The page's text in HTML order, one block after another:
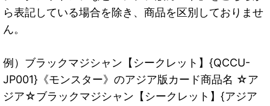
ら表記している場合を除き、商品を区別しておりませ
ん。
例）ブラックマジシャン【シークレット】{QCCU-
JP001}《モンスター》のアジア版カード商品名 ☆ア
ジア☆ブラックマジシャン【シークレット】{アジア